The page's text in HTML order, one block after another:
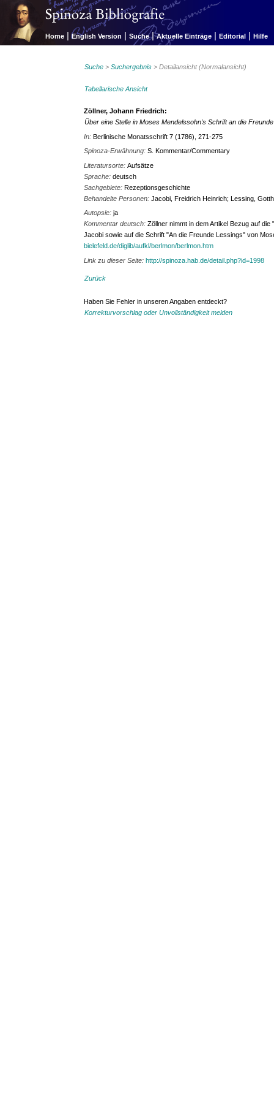
Home | English Version | Suche | Aktuelle Einträge | Editorial | Hilfe
Suche >Suchergebnis > Detailansicht (Normalansicht)
Tabellarische Ansicht
Zöllner, Johann Friedrich:
Über eine Stelle in Moses Mendelssohn's Schrift an die
In:Berlinische Monatsschrift 7 (1786), 271-275
Spinoza-Erwähnung:S. Kommentar/Commentary
Literatursorte:Aufsätze
Sprache:deutsch
Sachgebiete:Rezeptionsgeschichte
Behandelte Personen:Jacobi, Freidrich Heinrich; Lessing,
Autopsie:ja
Kommentar deutsch:Zöllner nimmt in dem Artikel Bezug auf
Jacobi sowie auf die Schrift "An die Freunde Lessings" von
bielefeld.de/diglib/aufkl/berlmon/berlmon.htm
Link zu dieser Seite:http://spinoza.hab.de/detail.php?id=1998
Zurück
Haben Sie Fehler in unseren Angaben entdeckt?
Korrekturvorschlag oder Unvollständigkeit melden